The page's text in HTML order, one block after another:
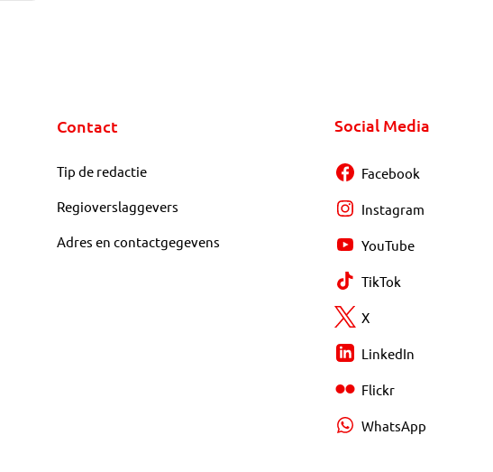
Contact
Tip de redactie
Regioverslaggevers
Adres en contactgegevens
Social Media
Facebook
Instagram
YouTube
TikTok
X
LinkedIn
Flickr
WhatsApp